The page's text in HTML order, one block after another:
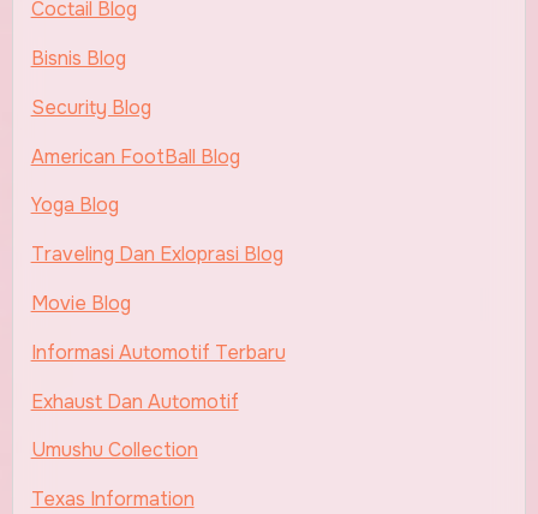
Coctail Blog
Bisnis Blog
Security Blog
American FootBall Blog
Yoga Blog
Traveling Dan Exloprasi Blog
Movie Blog
Informasi Automotif Terbaru
Exhaust Dan Automotif
Umushu Collection
Texas Information